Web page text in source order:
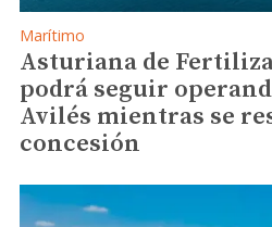
Marítimo
Asturiana de
podrá seguir
Avilés mientras se
concesión